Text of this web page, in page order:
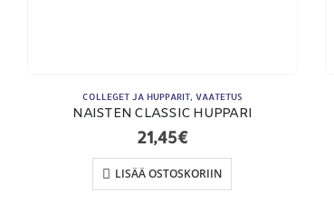
COLLEGET JA HUPPARIT,VAATETUS
NAISTEN CLASSIC HUPPARI
21,45€
LISÄÄ OSTOSKORIIN